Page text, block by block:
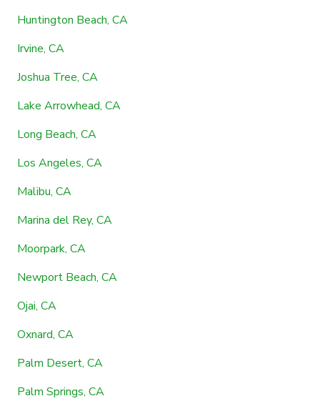
Huntington Beach, CA
Irvine, CA
Joshua Tree, CA
Lake Arrowhead, CA
Long Beach, CA
Los Angeles, CA
Malibu, CA
Marina del Rey, CA
Moorpark, CA
Newport Beach, CA
Ojai, CA
Oxnard, CA
Palm Desert, CA
Palm Springs, CA